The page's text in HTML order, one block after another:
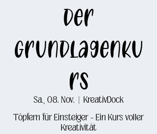
der
Grundlagenku
rs
Sa., 08. Nov.
  |
KreativDock
Töpfern für Einsteiger – Ein Kurs voller
Kreativität